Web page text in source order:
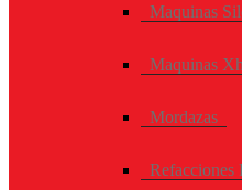
Maquinas
Maquinas
Mordazas
Refacciones